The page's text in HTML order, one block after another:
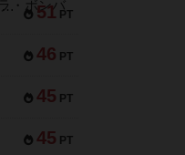
51 PT
キャプテン・フリップ：イスラ・ボンバ
46 PT
45 PT
45 PT